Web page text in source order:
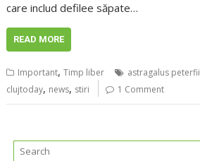
care includ defilee săpate…
READ MORE
Important,Timp liber astragalus peterfii
clujtoday, news, stiri 1 Comment